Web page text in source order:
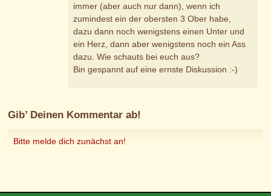
immer (aber auch nur dann), wenn ich
zumindest ein der obersten 3 Ober habe,
dazu dann noch wenigstens einen Unter und
ein Herz, dann aber wenigstens noch ein Ass
dazu. Wie schauts bei euch aus?
Bin gespannt auf eine ernste Diskussion :-)
Gib’ Deinen Kommentar ab!
Bitte melde dich zunächst an!